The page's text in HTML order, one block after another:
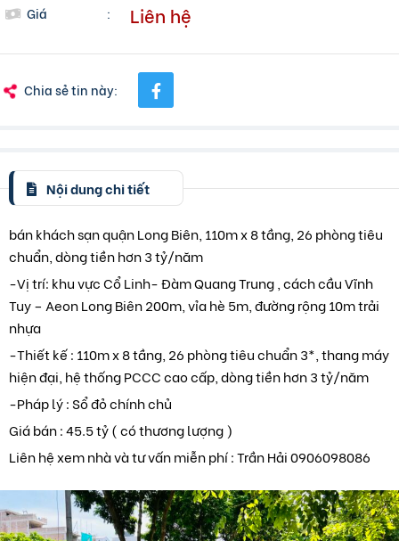
Giá
: Liên hệ
Chia sẻ tin này:
Nội dung chi tiết
bán khách sạn quận Long Biên, 110m x 8 tầng, 26 phòng tiêu
chuẩn, dòng tiền hơn 3 tỷ/năm
-Vị trí: khu vực Cổ Linh- Đàm Quang Trung , cách cầu Vĩnh
Tuy – Aeon Long Biên 200m, vỉa hè 5m, đường rộng 10m trải
nhựa
-Thiết kế : 110m x 8 tầng, 26 phòng tiêu chuẩn 3*, thang máy
hiện đại, hệ thống PCCC cao cấp, dòng tiền hơn 3 tỷ/năm
-Pháp lý : Sổ đỏ chính chủ
Giá bán : 45.5 tỷ ( có thương lượng )
Liên hệ xem nhà và tư vấn miễn phí : Trần Hải 0906098086